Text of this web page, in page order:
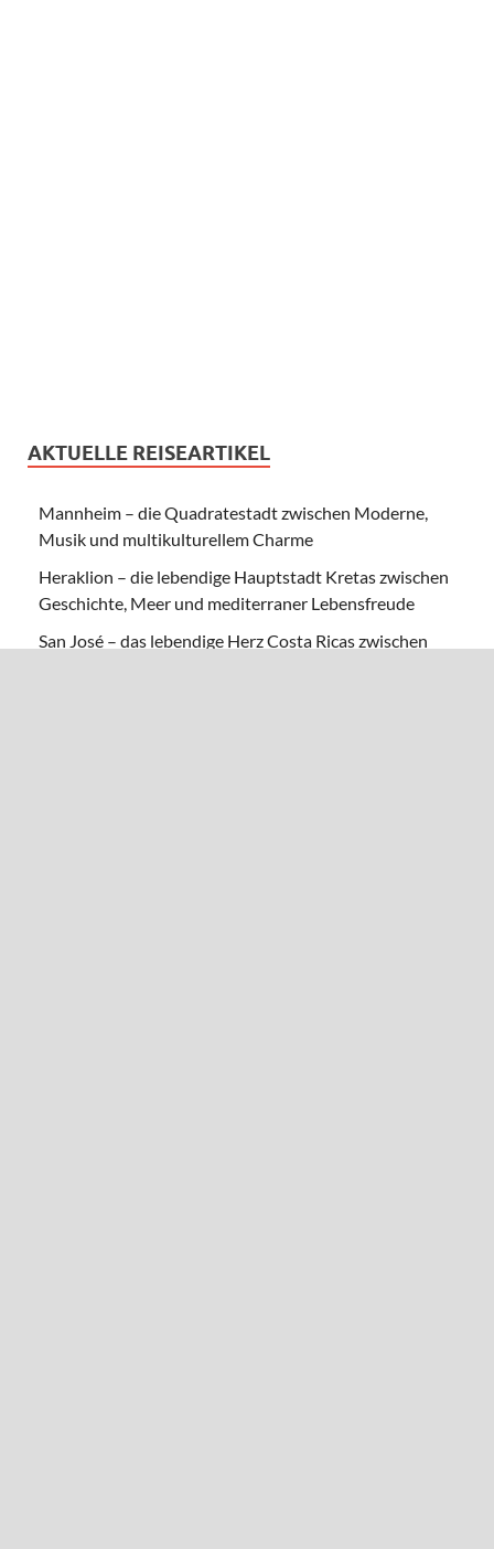
AKTUELLE REISEARTIKEL
Mannheim – die Quadratestadt zwischen Moderne,
Musik und multikulturellem Charme
Heraklion – die lebendige Hauptstadt Kretas zwischen
Geschichte, Meer und mediterraner Lebensfreude
San José – das lebendige Herz Costa Ricas zwischen